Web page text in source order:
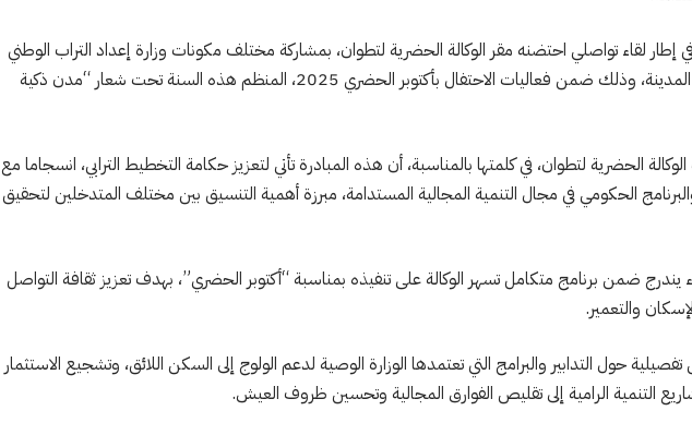
إطار لقاء تواصلي احتضنه مقر الوكالة الحضرية لتطوان، بمشاركة مختلف مكونات وزارة إعداد التراب الوطني
والتعمير والإسكان وسياسة المدينة، وذلك ضمن فعاليات الاحتفال بأكتوبر الحضري 2025، المنظم هذه السنة تحت شعار “مدن ذكية
الحضرية لتطوان، في كلمتها بالمناسبة، أن هذه المبادرة تأتي لتعزيز حكامة التخطيط الترابي، انسجاما مع
الحكومي في مجال التنمية المجالية المستدامة، مبرزة أهمية التنسيق بين مختلف المتدخلين لتحقيق
ضمن برنامج متكامل تسهر الوكالة على تنفيذه بمناسبة “أكتوبر الحضري”، بهدف تعزيز ثقافة التواصل
والتعمير.
حول التدابير والبرامج التي تعتمدها الوزارة الوصية لدعم الولوج إلى السكن اللائق، وتشجيع الاستثمار
التنمية الرامية إلى تقليص الفوارق المجالية وتحسين ظروف العيش.